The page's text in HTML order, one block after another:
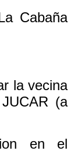
Cabaña
la vecina
(a
en el